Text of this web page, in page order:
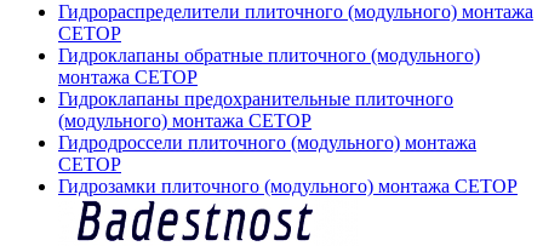
Гидрораспределители плиточного (модульного) монтажа
СЕТОР
Гидроклапаны обратные плиточного (модульного)
монтажа CETOP
Гидроклапаны предохранительные плиточного
(модульного) монтажа CETOP
Гидродроссели плиточного (модульного) монтажа
CETOP
Гидрозамки плиточного (модульного) монтажа CETOP